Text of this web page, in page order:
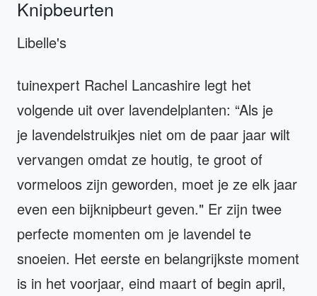
Knipbeurten
Libelle's
tuinexpert Rachel Lancashire legt het
volgende uit over lavendelplanten: “Als je
je lavendelstruikjes niet om de paar jaar wilt
vervangen omdat ze houtig, te groot of
vormeloos zijn geworden, moet je ze elk jaar
even een bijknipbeurt geven." Er zijn twee
perfecte momenten om je lavendel te
snoeien. Het eerste en belangrijkste moment
is in het voorjaar, eind maart of begin april,